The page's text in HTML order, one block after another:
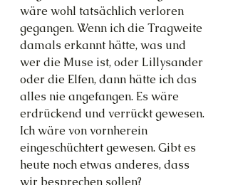
wäre wohl tatsächlich verloren
gegangen. Wenn ich die Tragweite
damals erkannt hätte, was und
wer die Muse ist, oder Lillysander
oder die Elfen, dann hätte ich das
alles nie angefangen. Es wäre
erdrückend und verrückt gewesen.
Ich wäre von vornherein
eingeschüchtert gewesen. Gibt es
heute noch etwas anderes, dass
wir besprechen sollen?